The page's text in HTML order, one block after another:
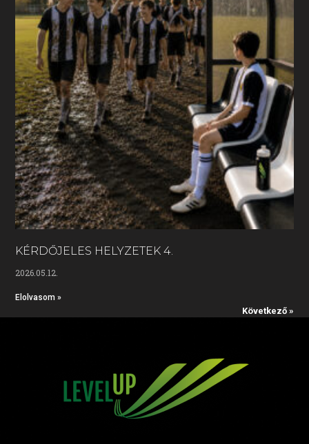
KÉRDŐJELES HELYZETEK 4.
2026.05.12.
Elolvasom »
Következő »